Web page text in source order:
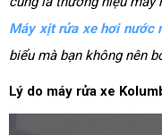
Máy xịt rửa xe hơi nước
biểu mà bạn không nên
Lý do máy rửa xe